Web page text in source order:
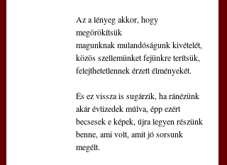
Az a lényeg akkor, hogy
megörökítsük
magunknak mulandóságunk kivételét,
közös szellemünket fejünkre terítsük,
felejthetetlennek érzett élményekét.
És ez vissza is sugárzik, ha ránézünk
akár évtizedek múlva, épp ezért
becsesek e képek, újra legyen részünk
benne, ami volt, amit jó sorsunk
megélt.